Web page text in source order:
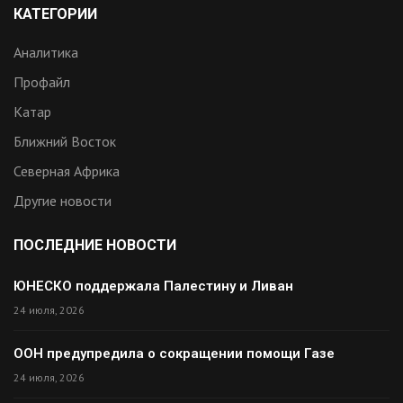
КАТЕГОРИИ
Аналитика
Профайл
Катар
Ближний Восток
Северная Африка
Другие новости
ПОСЛЕДНИЕ НОВОСТИ
ЮНЕСКО поддержала Палестину и Ливан
24 июля, 2026
ООН предупредила о сокращении помощи Газе
24 июля, 2026